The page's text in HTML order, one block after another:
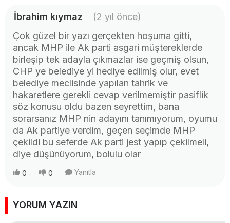
İbrahim kıymaz
(2 yıl önce)
Çok güzel bir yazı gerçekten hoşuma gitti,
ancak MHP ile Ak parti asgari müştereklerde
birleşip tek adayla çıkmazlar ise geçmiş olsun,
CHP ye belediye yi hediye edilmiş olur, evet
belediye meclisinde yapılan tahrik ve
hakaretlere gerekli cevap verilmemiştir pasiflik
söz konusu oldu bazen seyrettim, bana
sorarsanız MHP nin adayını tanımıyorum, oyumu
da Ak partiye verdim, geçen seçimde MHP
çekildi bu seferde Ak parti jest yapıp çekilmeli,
diye düşünüyorum, bolulu olar
0 0 Yanıtla
YORUM YAZIN